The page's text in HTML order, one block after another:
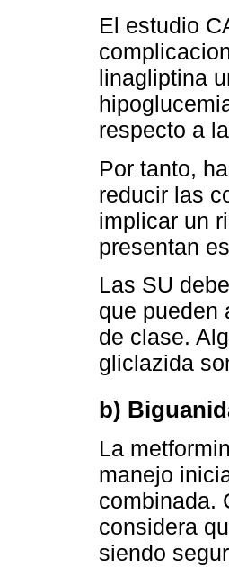
El estudio
linagliptina
respecto a
Por tanto,
reducir las
implicar un
presentan
Las SU
que pueden
de clase.
gliclazida
b)
La
manejo
combinada.
considera
siendo